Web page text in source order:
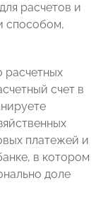
расчетов и
способом,
расчетных
счет в
платежей и
в котором
доле